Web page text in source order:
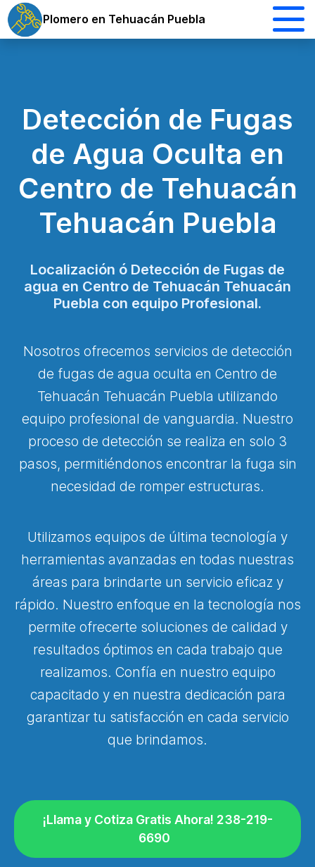
Plomero en Tehuacán Puebla
Detección de Fugas
de Agua Oculta en
Centro de Tehuacán
Tehuacán Puebla
Localización ó Detección de Fugas de
agua en Centro de Tehuacán Tehuacán
Puebla con equipo Profesional.
Nosotros ofrecemos servicios de detección
de fugas de agua oculta en Centro de
Tehuacán Tehuacán Puebla utilizando
equipo profesional de vanguardia. Nuestro
proceso de detección se realiza en solo 3
pasos, permitiéndonos encontrar la fuga sin
necesidad de romper estructuras.
Utilizamos equipos de última tecnología y
herramientas avanzadas en todas nuestras
áreas para brindarte un servicio eficaz y
rápido. Nuestro enfoque en la tecnología nos
permite ofrecerte soluciones de calidad y
resultados óptimos en cada trabajo que
realizamos. Confía en nuestro equipo
capacitado y en nuestra dedicación para
garantizar tu satisfacción en cada servicio
que brindamos.
¡Llama y Cotiza Gratis Ahora! 238-219-
6690